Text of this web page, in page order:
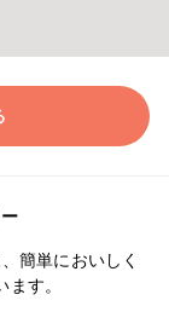
簡単においしく
す。